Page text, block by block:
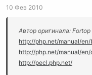
10 Фев 2010
Автор оригинала: Fortop
http://php.net/manual/en/
http://php.net/manual/
http://pecl.php.net/